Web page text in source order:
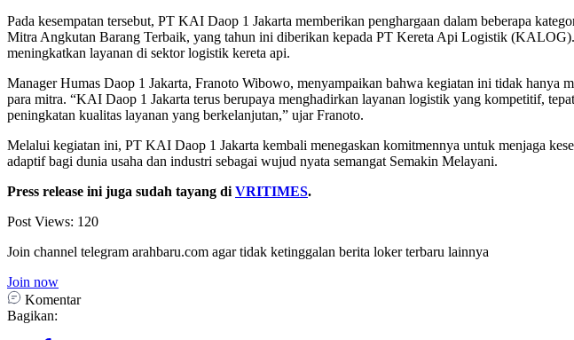
Pada kesempatan tersebut, PT KAI Daop 1 Jakarta memberikan penghargaan dalam beberapa
Mitra Angkutan Barang Terbaik, yang tahun ini diberikan kepada PT Kereta Api Logistik
meningkatkan layanan di sektor logistik kereta api.
Manager Humas Daop 1 Jakarta, Franoto Wibowo, menyampaikan bahwa kegiatan ini tidak hanya
para mitra. “KAI Daop 1 Jakarta terus berupaya menghadirkan layanan logistik yang kompetitif,
peningkatan kualitas layanan yang berkelanjutan,” ujar Franoto.
Melalui kegiatan ini, PT KAI Daop 1 Jakarta kembali menegaskan komitmennya untuk menjaga
adaptif bagi dunia usaha dan industri sebagai wujud nyata semangat Semakin Melayani.
Press release ini juga sudah tayang di VRITIMES.
Post Views: 120
Join channel telegram arahbaru.com agar tidak ketinggalan berita loker terbaru lainnya
Join now
Komentar
Bagikan: